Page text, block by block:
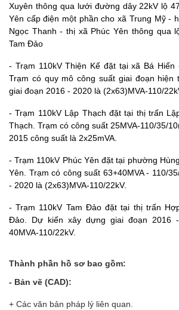
Xuyên thông qua lưới đường dây 22kV lộ
Yên cấp điện một phần cho xã Trung Mỹ -
Ngọc Thanh - thị xã Phúc Yên thông qua
Tam Đảo
- Trạm 110kV Thiện Kế đặt tại xã Bá Hiến
Trạm có quy mô công suất giai đoạn hiện
giai đoạn 2016 - 2020 là (2x63)MVA-110/
- Trạm 110kV Lập Thạch đặt tại thị trấn
Thạch. Trạm có công suất 25MVA-110/35/
2015 công suất là 2x25mVA.
- Trạm 110kV Phúc Yên đặt tại phường
Yên. Trạm có công suất 63+40MVA - 110/
- 2020 là (2x63)MVA-110/22kV.
- Trạm 110kV Tam Đảo đặt tại thị trấn
Đảo. Dự kiến xây dựng giai đoạn 2016
40MVA-110/22kV.
Thành phần hồ sơ bao gồm:
- Bản vẽ (CAD):
+ Các văn bản pháp lý liên quan.